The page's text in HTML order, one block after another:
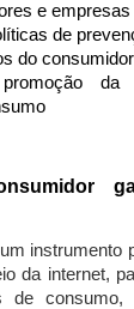
e empresas
de
do consumidor
da
instrumento
da internet,
de